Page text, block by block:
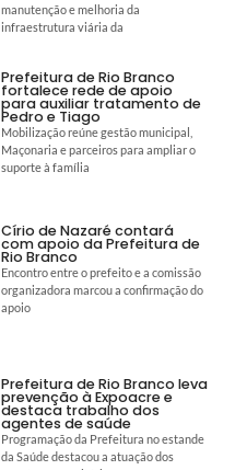
manutenção e melhoria da
infraestrutura viária da
Prefeitura de Rio Branco
fortalece rede de apoio
para auxiliar tratamento de
Pedro e Tiago
Mobilização reúne gestão municipal,
Maçonaria e parceiros para ampliar o
suporte à família
Círio de Nazaré contará
com apoio da Prefeitura de
Rio Branco
Encontro entre o prefeito e a comissão
organizadora marcou a confirmação do
apoio
Prefeitura de Rio Branco leva
prevenção à Expoacre e
destaca trabalho dos
agentes de saúde
Programação da Prefeitura no estande
da Saúde destacou a atuação dos